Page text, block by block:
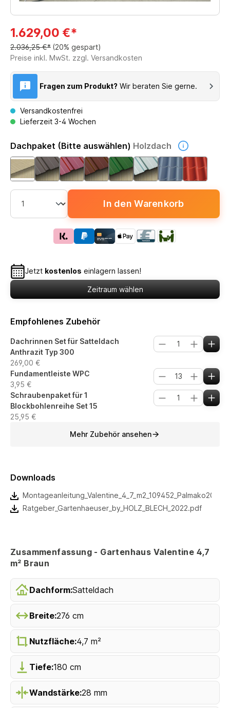
1.629,00 €*
2.036,25 €* (20% gespart)
Preise inkl. MwSt. zzgl. Versandkosten
Fragen zum Produkt? Wir beraten Sie gerne.
Versandkostenfrei
Lieferzeit 3-4 Wochen
Dachpaket (Bitte auswählen) Holzdach
In den Warenkorb
Jetzt kostenlos einlagern lassen!
Zeitraum wählen
Empfohlenes Zubehör
Dachrinnen Set für Satteldach
Anthrazit Typ 300
269,00 €
Fundamentleiste WPC
3,95 €
Schraubenpaket für 1
Blockbohlenreihe Set 15
25,95 €
Mehr Zubehör ansehen
Downloads
Ratgeber_Gartenhaeuser_by_HOLZ_BLECH_2022.pdf
Zusammenfassung - Gartenhaus Valentine 4,7
m² Braun
Dachform:Satteldach
Breite:276 cm
Nutzfläche:4,7 m²
Tiefe:180 cm
Wandstärke:28 mm